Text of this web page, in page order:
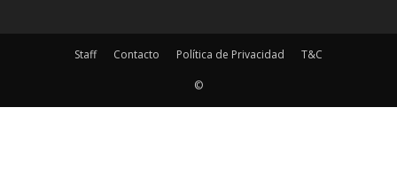
Staff Contacto Política de Privacidad T&C
©